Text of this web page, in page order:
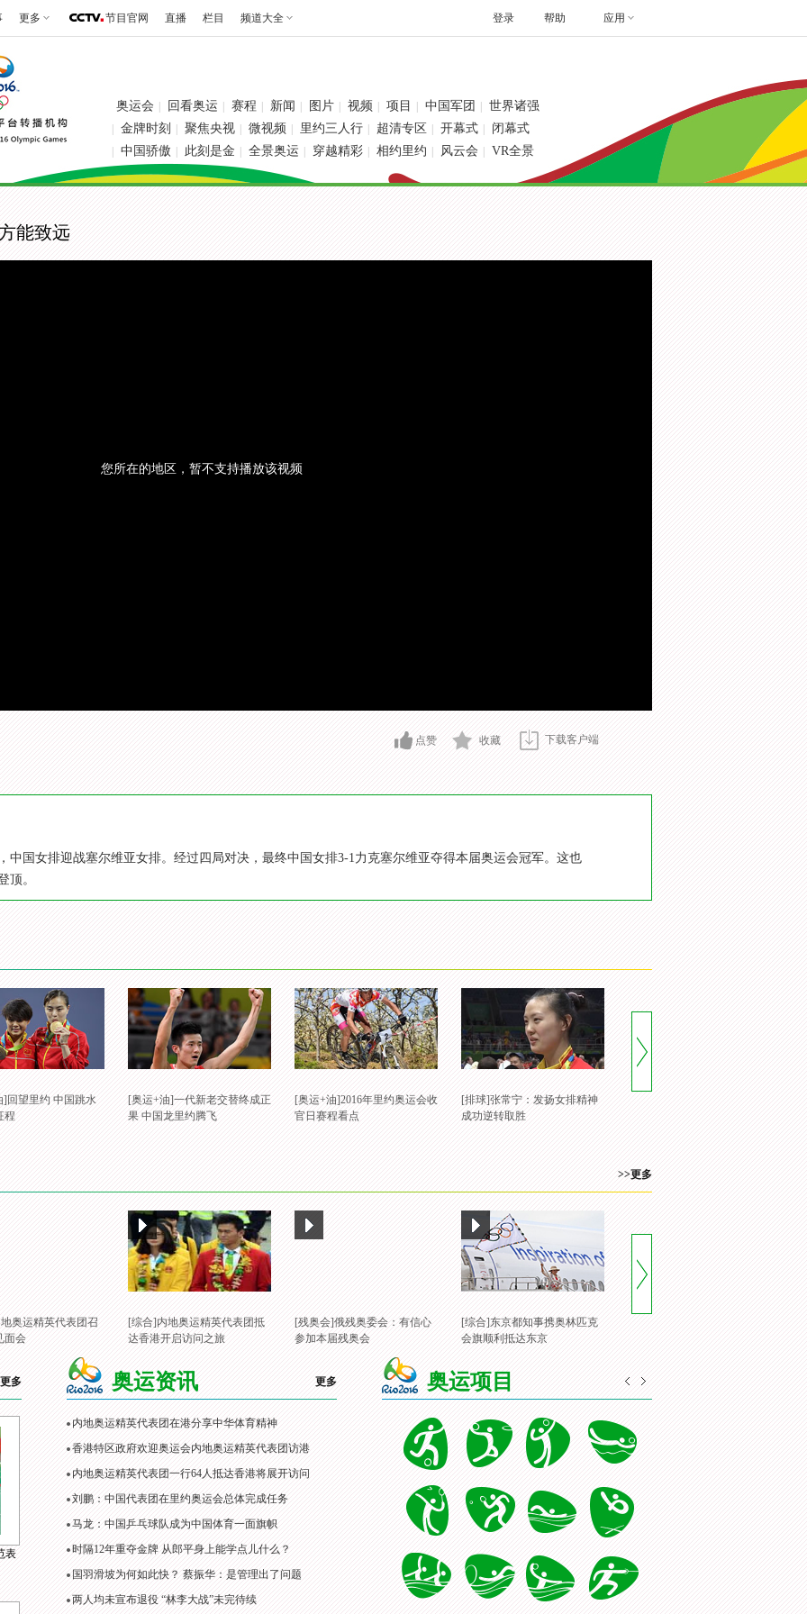
更多 节目官网 直播 栏目 频道大全 帮助 应用
登录
奥运会 回看奥运 赛程 新闻 图片 视频 项目 中国军团 世界诸强
金牌时刻 聚焦央视 微视频 里约三人行 超清专区 开幕式 闭幕式
中国骄傲 此刻是金 全景奥运 穿越精彩 相约里约 风云会 VR全景
能致远
您所在的地区，暂不支持播放该视频
点赞 收藏 下载客户端
中国女排迎战塞尔维亚女排。经过四局对决，最终中国女排3-1力克塞尔维亚夺得本届奥运会冠军。这也
顶。
]回望里约 中国跳水
程
[奥运+油]一代新老交替终成正
果 中国龙里约腾飞
[奥运+油]2016年里约奥运会收
官日赛程看点
[排球]张常宁：发扬女排精神
成功逆转取胜
>>更多
奥运精英代表团召
面会
[综合]内地奥运精英代表团抵
达香港开启访问之旅
[残奥会]俄残奥委会：有信心
参加本届残奥会
[综合]东京都知事携奥林匹克
会旗顺利抵达东京
更多
表
奥运资讯 更多
内地奥运精英代表团在港分享中华体育精神
香港特区政府欢迎奥运会内地奥运精英代表团访港
内地奥运精英代表团一行64人抵达香港将展开访问
刘鹏：中国代表团在里约奥运会总体完成任务
马龙：中国乒乓球队成为中国体育一面旗帜
时隔12年重夺金牌 从郎平身上能学点儿什么？
国羽滑坡为何如此快？ 蔡振华：是管理出了问题
两人均未宣布退役 “林李大战”未完待续
奥运项目